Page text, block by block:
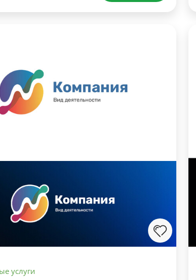
услуги